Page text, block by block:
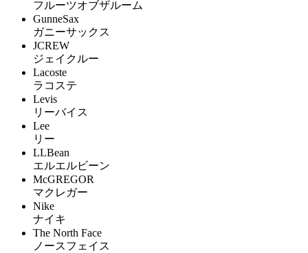
フルーツオブザルーム
GunneSax
ガニーサックス
JCREW
ジェイクルー
Lacoste
ラコステ
Levis
リーバイス
Lee
リー
LLBean
エルエルビーン
McGREGOR
マクレガー
Nike
ナイキ
The North Face
ノースフェイス